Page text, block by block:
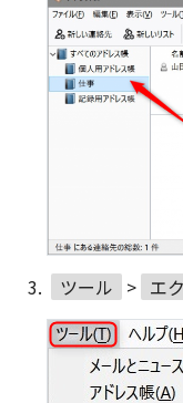
ツール > エ